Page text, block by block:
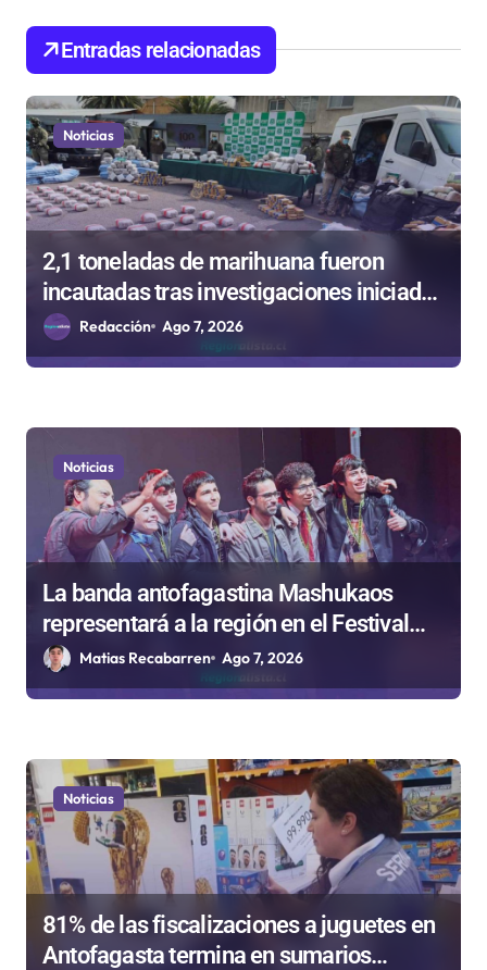
e
t
r
a
d
a
Entradas relacionadas
Noticias
2,1 toneladas de marihuana fueron
incautadas tras investigaciones iniciadas
en Antofagasta
Redacción Ago 7, 2026
Noticias
La banda antofagastina Mashukaos
representará a la región en el Festival
Rockódromo de Valparaíso
Matias Recabarren Ago 7, 2026
Noticias
81% de las fiscalizaciones a juguetes en
Antofagasta termina en sumarios